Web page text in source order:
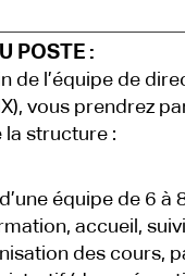
POSTE :
de l’équipe de
vous prendrez
la structure :
équipe de 6 à
accueil,
des cours,